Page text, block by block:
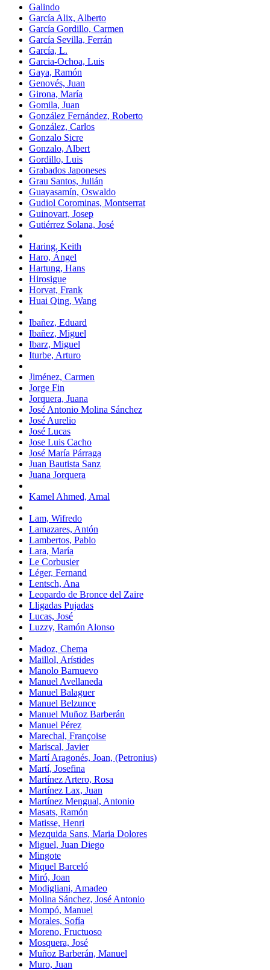
Galindo
García Alix, Alberto
García Gordillo, Carmen
García Sevilla, Ferrán
García, L.
Garcia-Ochoa, Luis
Gaya, Ramón
Genovés, Juan
Girona, María
Gomila, Juan
González Fernández, Roberto
González, Carlos
Gonzalo Sicre
Gonzalo, Albert
Gordillo, Luis
Grabados Japoneses
Grau Santos, Julián
Guayasamín, Oswaldo
Gudiol Corominas, Montserrat
Guinovart, Josep
Gutiérrez Solana, José
Haring, Keith
Haro, Ángel
Hartung, Hans
Hirosigue
Horvat, Frank
Huai Qing, Wang
Ibañez, Eduard
Ibañez, Miguel
Ibarz, Miguel
Iturbe, Arturo
Jiménez, Carmen
Jorge Fin
Jorquera, Juana
José Antonio Molina Sánchez
José Aurelio
José Lucas
Jose Luis Cacho
José María Párraga
Juan Bautista Sanz
Juana Jorquera
Kamel Ahmed, Amal
Lam, Wifredo
Lamazares, Antón
Lambertos, Pablo
Lara, María
Le Corbusier
Léger, Fernand
Lentsch, Ana
Leopardo de Bronce del Zaire
Lligadas Pujadas
Lucas, José
Luzzy, Ramón Alonso
Madoz, Chema
Maillol, Arístides
Manolo Barnuevo
Manuel Avellaneda
Manuel Balaguer
Manuel Belzunce
Manuel Muñoz Barberán
Manuel Pérez
Marechal, Françoise
Mariscal, Javier
Martí Aragonés, Joan, (Petronius)
Martí, Josefina
Martínez Artero, Rosa
Martínez Lax, Juan
Martínez Mengual, Antonio
Masats, Ramón
Matisse, Henri
Mezquida Sans, Maria Dolores
Miguel, Juan Diego
Mingote
Miquel Barceló
Miró, Joan
Modigliani, Amadeo
Molina Sánchez, José Antonio
Mompó, Manuel
Morales, Sofía
Moreno, Fructuoso
Mosquera, José
Muñoz Barberán, Manuel
Muro, Juan